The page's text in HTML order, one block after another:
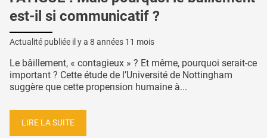
est-il si communicatif ?
Actualité publiée il y a 8 années 11 mois
Le bâillement, « contagieux » ? Et même, pourquoi serait-ce
important ? Cette étude de l’Université de Nottingham
suggère que cette propension humaine à...
LIRE LA SUITE